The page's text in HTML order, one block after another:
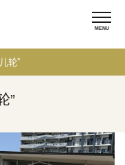
轮”
”